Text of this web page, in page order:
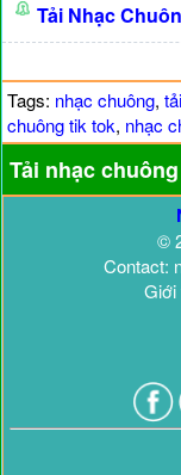
Tải Nhạc
Tags: nhạc chuông,
chuông tik tok, nhạc
Tải nhạc
©
Contact:
Giới